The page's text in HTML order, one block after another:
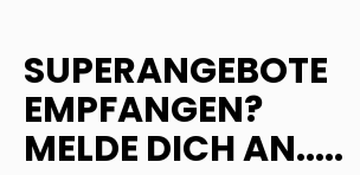
SUPERANGEBOTE
EMPFANGEN?
MELDE DICH AN.....